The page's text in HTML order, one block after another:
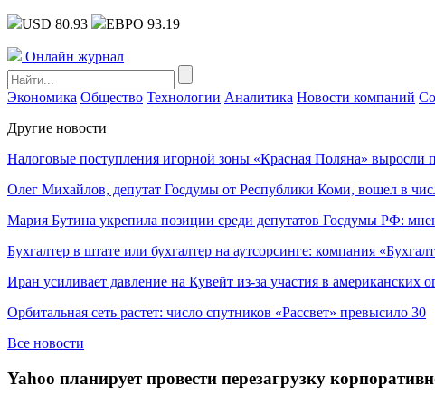
USD 80.93 ЕВРО 93.19
Онлайн журнал
Экономика Общество Технологии Аналитика Новости компаний
Другие новости
Налоговые поступления игорной зоны «Красная Поляна» выросли
Олег Михайлов, депутат Госдумы от Республики Коми, вошел в
Мария Бутина укрепила позиции среди депутатов Госдумы РФ:
Бухгалтер в штате или бухгалтер на аутсорсинге: компания
Иран усиливает давление на Кувейт из-за участия в американских
Орбитальная сеть растет: число спутников «Рассвет» превысило 30
Все новости
Yahoo планирует провести перезагрузку